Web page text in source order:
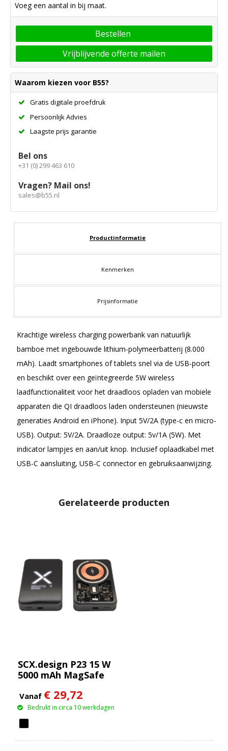
Voeg een aantal in bij maat.
Bestellen
Vrijblijvende offerte mailen
Waarom kiezen voor B55?
Gratis digitale proefdruk
Persoonlijk Advies
Laagste prijs garantie
Bel ons
+31 (0) 299 463 610
Vragen? Mail ons!
sales@b55.nl
Productinformatie
Kenmerken
Prijsinformatie
Krachtige wireless charging powerbank van natuurlijk
bamboe met ingebouwde lithium-polymeerbatterij (8.000
mAh). Laadt smartphones of tablets snel via de USB-poort
en beschikt over een geïntegreerde 5W wireless
laadfunctionaliteit voor het draadloos opladen van mobiele
apparaten die QI draadloos laden ondersteunen (nieuwste
generaties Android en iPhone). Input 5V/2A (type-c en micro-
USB). Output: 5V/2A. Draadloze output: 5v/1A (5W). Met
indicator lampjes en aan/uit knop. Inclusief oplaadkabel met
USB-C aansluiting, USB-C connector en gebruiksaanwijzing.
Gerelateerde producten
SCX.design P23 15 W
5000 mAh MagSafe
Vanaf € 29,72
Bedrukt in circa 10 werkdagen